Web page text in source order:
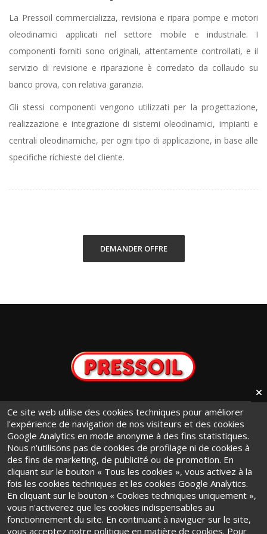
La Pressoil commercializza, revisiona e ripara pompe e motori
oleodinamici applicati nel settore mobile e industriale. I
componenti forniti sono originali, attentamente controllati, e il
servizio di revisione e riparazione è corredato da collaudo su
banco prova, con relativa garanzia.
Gli stessi componenti vengono utilizzati per la progettazione,
realizzazione e integrazione di sistemi oleodinamici, impianti e
centrali oleodinamiche, per ogni tipo di applicazione, in base alle
specifiche richieste del cliente.
DEMANDER OFFRE
info@pressoil.it
+ 39 011 9441131
Via Cavaglià, 7 - 10020
Cambiano (TO) · Italy
Ce site web utilise des cookies techniques pour améliorer
l'expérience de navigation de nos visiteurs et des cookies
Google Analytics en mode anonyme à des fins statistiques.
Nous n'utilisons pas de cookies de profilage ni de cookies à
des fins de marketing, de publicité ou de promotion. En
cliquant sur le bouton « Tous les cookies », vous activez à la
fois les cookies techniques et les cookies Google Analytics.
En cliquant sur le bouton « Cookies techniques uniquement »,
vous n'activerez que les cookies indispensables au
fonctionnement du site. En continuant à naviguer sur le site,
vous acceptez notre politique en matière de cookies. Pour